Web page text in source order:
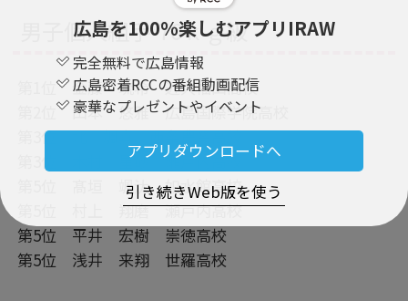
広島を100％楽しむアプリIRAW
完全無料で広島情報
広島密着RCCの番組動画配信
豪華なプレゼントやイベント
アプリダウンロードへ
引き続きWeb版を使う
男子個人組手-76ｋｇ級
第1位 金藤 琉希 近大福山高校
第2位 山本 悠雅 広島国際学院高校
第3位 北 颯真 西条農業高校
第3位 木村 星砂 瀬戸内高校
第5位 髙垣 颯汰 如水館高校
第5位 村上 翔磨 瀬戸内高校
第5位 平井 宏樹 崇徳高校
第5位 浅井 来翔 世羅高校